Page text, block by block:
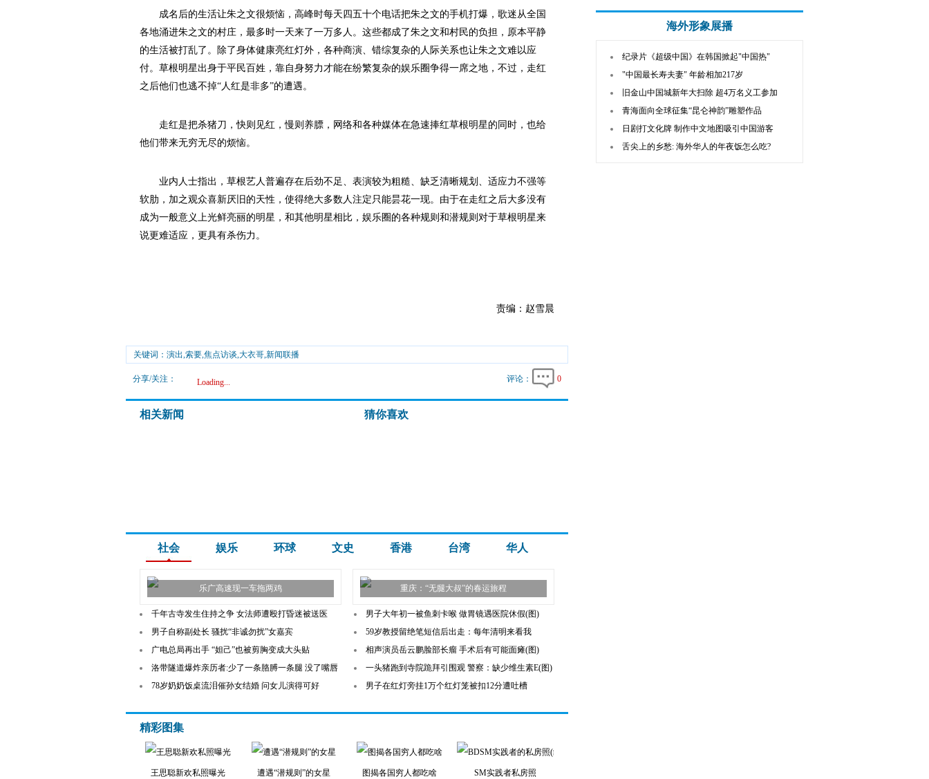
成名后的生活让朱之文很烦恼，高峰时每天四五十个电话把朱之文的手机打爆，歌迷从全国
各地涌进朱之文的村庄，最多时一天来了一万多人。这些都成了朱之文和村民的负担，原本平静
的生活被打乱了。除了身体健康亮红灯外，各种商演、错综复杂的人际关系也让朱之文难以应
付。草根明星出身于平民百姓，靠自身努力才能在纷繁复杂的娱乐圈争得一席之地，不过，走红
之后他们也逃不掉“人红是非多”的遭遇。
走红是把杀猪刀，快则见红，慢则养膘，网络和各种媒体在急速捧红草根明星的同时，也给
他们带来无穷无尽的烦恼。
业内人士指出，草根艺人普遍存在后劲不足、表演较为粗糙、缺乏清晰规划、适应力不强等
软肋，加之观众喜新厌旧的天性，使得绝大多数人注定只能昙花一现。由于在走红之后大多没有
成为一般意义上光鲜亮丽的明星，和其他明星相比，娱乐圈的各种规则和潜规则对于草根明星来
说更难适应，更具有杀伤力。
责编：赵雪晨
关键词：演出,索要,焦点访谈,大衣哥,新闻联播
分享/关注： Loading... 评论： 0
相关新闻 猜你喜欢
社会 娱乐 环球 文史 香港 台湾 华人
乐广高速现一车拖两鸡 重庆：“无腿大叔”的春运旅程
千年古寺发生住持之争 女法师遭殴打昏迷被送医
男子自称副处长 骚扰“非诚勿扰”女嘉宾
广电总局再出手 “妲己”也被剪胸变成大头贴
洛带隧道爆炸亲历者:少了一条胳膊一条腿 没了嘴唇
78岁奶奶饭桌流泪催孙女结婚 问女儿演得可好
男子大年初一被鱼刺卡喉 做胃镜遇医院休假(图)
59岁教授留绝笔短信后出走：每年清明来看我
相声演员岳云鹏脸部长瘤 手术后有可能面瘫(图)
一头猪跑到寺院跪拜引围观 警察：缺少维生素E(图)
男子在红灯旁挂1万个红灯笼被扣12分遭吐槽
精彩图集
王思聪新欢私照曝光 遭遇“潜规则”的女星 图揭各国穷人都吃啥 SM实践者私房照
海外形象展播
纪录片《超级中国》在韩国掀起"中国热"
"中国最长寿夫妻" 年龄相加217岁
旧金山中国城新年大扫除 超4万名义工参加
青海面向全球征集“昆仑神韵”雕塑作品
日剧打文化牌 制作中文地图吸引中国游客
舌尖上的乡愁: 海外华人的年夜饭怎么吃?